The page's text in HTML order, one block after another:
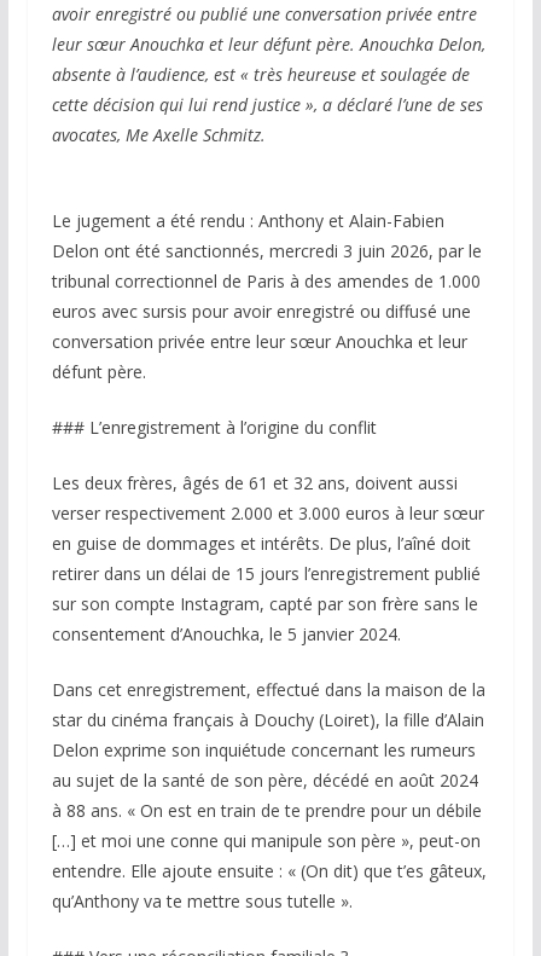
avoir enregistré ou publié une conversation privée entre
leur sœur Anouchka et leur défunt père. Anouchka Delon,
absente à l’audience, est « très heureuse et soulagée de
cette décision qui lui rend justice », a déclaré l’une de ses
avocates, Me Axelle Schmitz.
Le jugement a été rendu : Anthony et Alain-Fabien
Delon ont été sanctionnés, mercredi 3 juin 2026, par le
tribunal correctionnel de Paris à des amendes de 1.000
euros avec sursis pour avoir enregistré ou diffusé une
conversation privée entre leur sœur Anouchka et leur
défunt père.
### L’enregistrement à l’origine du conflit
Les deux frères, âgés de 61 et 32 ans, doivent aussi
verser respectivement 2.000 et 3.000 euros à leur sœur
en guise de dommages et intérêts. De plus, l’aîné doit
retirer dans un délai de 15 jours l’enregistrement publié
sur son compte Instagram, capté par son frère sans le
consentement d’Anouchka, le 5 janvier 2024.
Dans cet enregistrement, effectué dans la maison de la
star du cinéma français à Douchy (Loiret), la fille d’Alain
Delon exprime son inquiétude concernant les rumeurs
au sujet de la santé de son père, décédé en août 2024
à 88 ans. « On est en train de te prendre pour un débile
[…] et moi une conne qui manipule son père », peut-on
entendre. Elle ajoute ensuite : « (On dit) que t’es gâteux,
qu’Anthony va te mettre sous tutelle ».